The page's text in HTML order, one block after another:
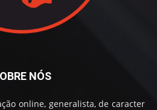
NÓS
online, generalista, de caracter